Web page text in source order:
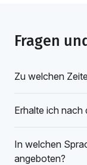
Fragen
Zu welchen
Erhalte ich nach
In welchen
angeboten?